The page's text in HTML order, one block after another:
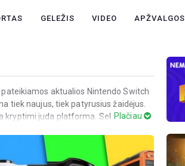
GELEŽIS VIDEO APŽVALGOS
aktualios Nintendo Switch
tiek naujus, tiek patyrusius žaidėjus.
kryptimi juda platforma. Sek Switch
Plačiau